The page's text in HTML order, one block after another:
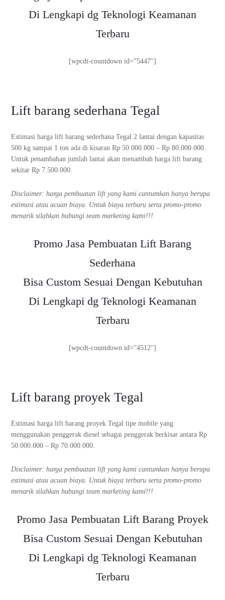
Di Lengkapi dg Teknologi Keamanan
Terbaru
[wpcdt-countdown id=”5447″]
Lift barang sederhana Tegal
Estimasi harga lift barang sederhana Tegal 2 lantai dengan kapasitas
500 kg sampai 1 ton ada di kisaran Rp 50.000.000 – Rp 80.000.000.
Untuk penambahan jumlah lantai akan menambah harga lift barang
sekitar Rp 7.500.000.
Disclaimer: harga pembuatan lift yang kami cantumkan hanya berupa
estimasi atau acuan biaya. Untuk biaya terbaru serta promo-promo
menarik silahkan hubungi team marketing kami!!!
Promo Jasa Pembuatan Lift Barang
Sederhana
Bisa Custom Sesuai Dengan Kebutuhan
Di Lengkapi dg Teknologi Keamanan
Terbaru
[wpcdt-countdown id=”4512″]
Lift barang proyek Tegal
Estimasi harga lift barang proyek Tegal tipe mobile yang
menggunakan penggerak diesel sebagai penggerak berkisar antara Rp
50.000.000 – Rp 70.000.000.
Disclaimer: harga pembuatan lift yang kami cantumkan hanya berupa
estimasi atau acuan biaya. Untuk biaya terbaru serta promo-promo
menarik silahkan hubungi team marketing kami!!!
Promo Jasa Pembuatan Lift Barang Proyek
Bisa Custom Sesuai Dengan Kebutuhan
Di Lengkapi dg Teknologi Keamanan
Terbaru